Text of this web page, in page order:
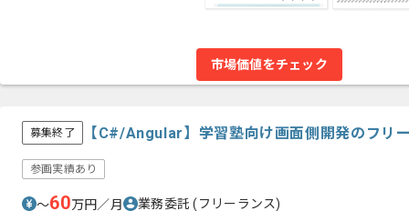
市場価値をチェック
募集終了 【C#/Angular】学習塾向け画面側開発のフリ
参画実績あり
〜60万円／月 業務委託(フリーランス)